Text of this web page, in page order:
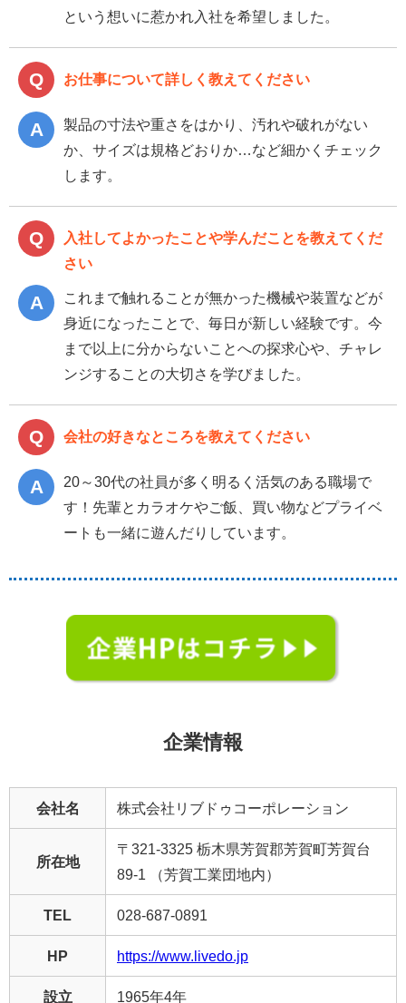
という想いに惹かれ入社を希望しました。
お仕事について詳しく教えてください
製品の寸法や重さをはかり、汚れや破れがない
か、サイズは規格どおりか…など細かくチェック
します。
入社してよかったことや学んだことを教えてくだ
さい
これまで触れることが無かった機械や装置などが
身近になったことで、毎日が新しい経験です。今
まで以上に分からないことへの探求心や、チャレ
ンジすることの大切さを学びました。
会社の好きなところを教えてください
20～30代の社員が多く明るく活気のある職場で
す！先輩とカラオケやご飯、買い物などプライベ
ートも一緒に遊んだりしています。
企業情報
会社名 株式会社リブドゥコーポレーション
所在地
〒321-3325 栃木県芳賀郡芳賀町芳賀台
89-1 （芳賀工業団地内）
TEL 028-687-0891
HP https://www.livedo.jp
設立 1965年4年